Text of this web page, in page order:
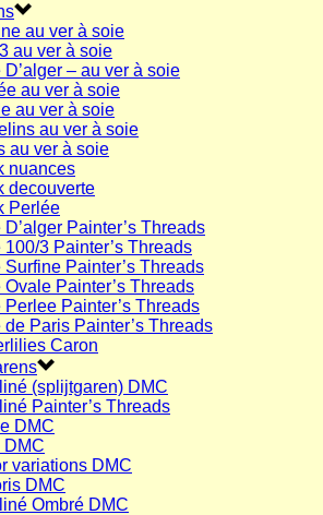
au ver à soie
au ver à soie
D’alger – au ver à soie
au ver à soie
au ver à soie
au ver à soie
au ver à soie
nuances
decouverte
Perlée
D’alger Painter’s Threads
100/3 Painter’s Threads
Surfine Painter’s Threads
Ovale Painter’s Threads
Perlee Painter’s Threads
de Paris Painter’s Threads
Caron
(splijtgaren) DMC
Painter’s Threads
DMC
DMC
variations DMC
DMC
Ombré DMC